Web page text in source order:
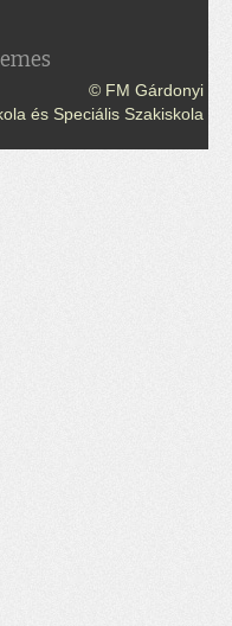
© FM Gárdonyi
és Speciális Szakiskola